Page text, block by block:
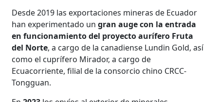
Desde 2019 las exportaciones mineras de Ecuador
han experimentado ungran auge con la entrada
en funcionamiento del proyecto aurífero Fruta
del Norte, a cargo de la canadiense Lundin Gold, así
como el cuprífero Mirador, a cargo de
Ecuacorriente, filial de la consorcio chino CRCC-
Tongguan.